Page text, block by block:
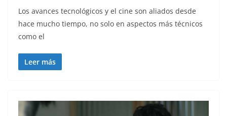
Los avances tecnológicos y el cine son aliados desde
hace mucho tiempo, no solo en aspectos más técnicos
como el
Leer más